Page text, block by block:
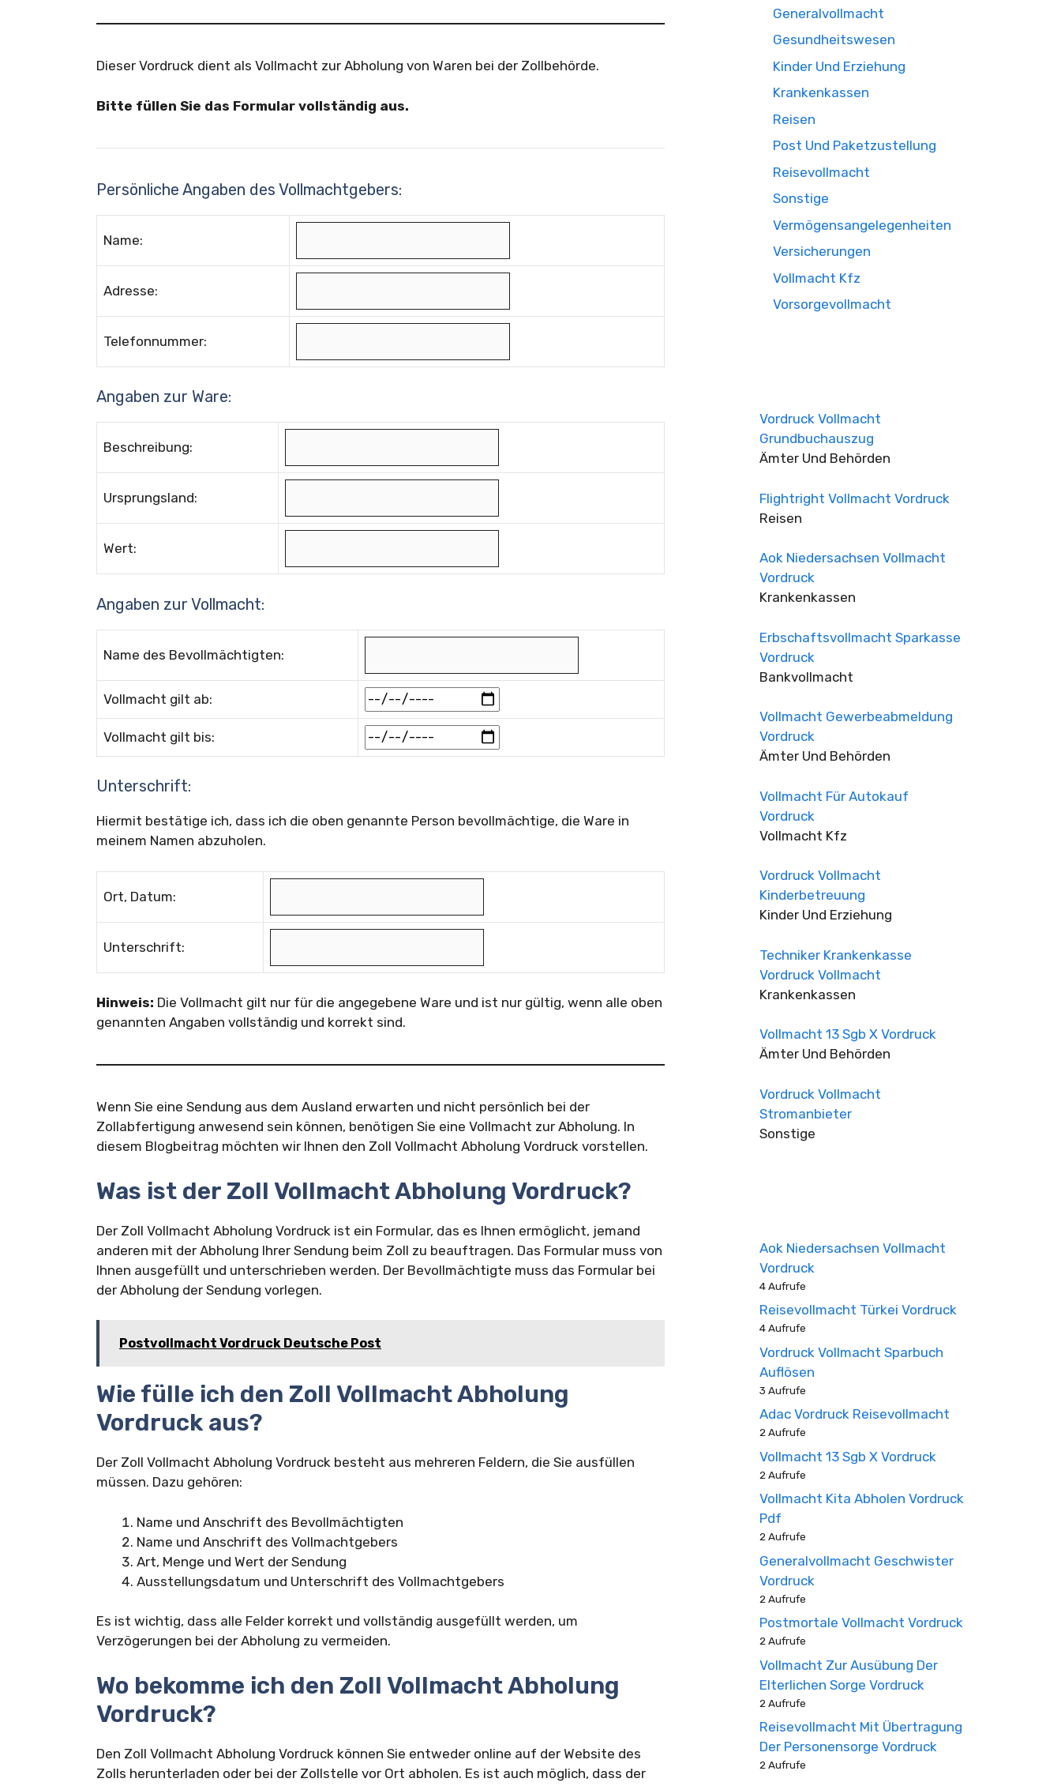
Dieser Vordruck dient als Vollmacht zur Abholung von Waren bei der Zollbehörde.
Bitte füllen Sie das Formular vollständig aus.
Persönliche Angaben des Vollmachtgebers:
Name:
Adresse:
Telefonnummer:
Angaben zur Ware:
Beschreibung:
Ursprungsland:
Wert:
Angaben zur Vollmacht:
Name des Bevollmächtigten:
Vollmacht gilt ab:
Vollmacht gilt bis:
Unterschrift:
Hiermit bestätige ich, dass ich die oben genannte Person bevollmächtige, die Ware in
meinem Namen abzuholen.
Ort, Datum:
Unterschrift:
Hinweis: Die Vollmacht gilt nur für die angegebene Ware und ist nur gültig, wenn alle oben
genannten Angaben vollständig und korrekt sind.
Wenn Sie eine Sendung aus dem Ausland erwarten und nicht persönlich bei der
Zollabfertigung anwesend sein können, benötigen Sie eine Vollmacht zur Abholung. In
diesem Blogbeitrag möchten wir Ihnen den Zoll Vollmacht Abholung Vordruck vorstellen.
Was ist der Zoll Vollmacht Abholung Vordruck?
Der Zoll Vollmacht Abholung Vordruck ist ein Formular, das es Ihnen ermöglicht, jemand
anderen mit der Abholung Ihrer Sendung beim Zoll zu beauftragen. Das Formular muss von
Ihnen ausgefüllt und unterschrieben werden. Der Bevollmächtigte muss das Formular bei
der Abholung der Sendung vorlegen.
Postvollmacht Vordruck Deutsche Post
Wie fülle ich den Zoll Vollmacht Abholung
Vordruck aus?
Der Zoll Vollmacht Abholung Vordruck besteht aus mehreren Feldern, die Sie ausfüllen
müssen. Dazu gehören:
Name und Anschrift des Bevollmächtigten
Name und Anschrift des Vollmachtgebers
Art, Menge und Wert der Sendung
Ausstellungsdatum und Unterschrift des Vollmachtgebers
Es ist wichtig, dass alle Felder korrekt und vollständig ausgefüllt werden, um
Verzögerungen bei der Abholung zu vermeiden.
Wo bekomme ich den Zoll Vollmacht Abholung
Vordruck?
Den Zoll Vollmacht Abholung Vordruck können Sie entweder online auf der Website des
Zolls herunterladen oder bei der Zollstelle vor Ort abholen. Es ist auch möglich, dass der
Generalvollmacht
Gesundheitswesen
Kinder Und Erziehung
Krankenkassen
Reisen
Post Und Paketzustellung
Reisevollmacht
Sonstige
Vermögensangelegenheiten
Versicherungen
Vollmacht Kfz
Vorsorgevollmacht
Vordruck Vollmacht
Grundbuchauszug
Ämter Und Behörden
Flightright Vollmacht Vordruck
Reisen
Aok Niedersachsen Vollmacht
Vordruck
Krankenkassen
Erbschaftsvollmacht Sparkasse
Vordruck
Bankvollmacht
Vollmacht Gewerbeabmeldung
Vordruck
Ämter Und Behörden
Vollmacht Für Autokauf
Vordruck
Vollmacht Kfz
Vordruck Vollmacht
Kinderbetreuung
Kinder Und Erziehung
Techniker Krankenkasse
Vordruck Vollmacht
Krankenkassen
Vollmacht 13 Sgb X Vordruck
Ämter Und Behörden
Vordruck Vollmacht
Stromanbieter
Sonstige
Aok Niedersachsen Vollmacht
Vordruck
4 Aufrufe
Reisevollmacht Türkei Vordruck
4 Aufrufe
Vordruck Vollmacht Sparbuch
Auflösen
3 Aufrufe
Adac Vordruck Reisevollmacht
2 Aufrufe
Vollmacht 13 Sgb X Vordruck
2 Aufrufe
Vollmacht Kita Abholen Vordruck
Pdf
2 Aufrufe
Generalvollmacht Geschwister
Vordruck
2 Aufrufe
Postmortale Vollmacht Vordruck
2 Aufrufe
Vollmacht Zur Ausübung Der
Elterlichen Sorge Vordruck
2 Aufrufe
Reisevollmacht Mit Übertragung
Der Personensorge Vordruck
2 Aufrufe